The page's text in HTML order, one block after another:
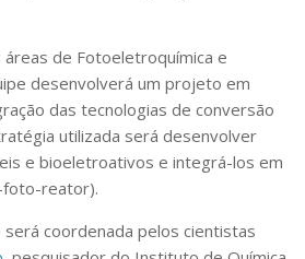
áreas de Fotoeletroquímica e
desenvolverá um projeto em
das tecnologias de conversão
utilizada será desenvolver
e bioeletroativos e integrá-los em
foto-reator).
coordenada pelos cientistas